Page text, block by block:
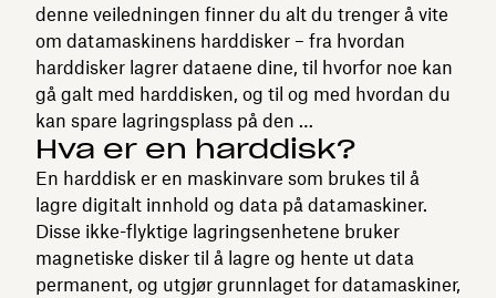
denne veiledningen finner du alt du trenger å vite
om datamaskinens harddisker – fra hvordan
harddisker lagrer dataene dine, til hvorfor noe kan
gå galt med harddisken, og til og med hvordan du
kan spare lagringsplass på den …
Hva er en harddisk?
En harddisk er en maskinvare som brukes til å
lagre digitalt innhold og data på datamaskiner.
Disse ikke-flyktige lagringsenhetene bruker
magnetiske disker til å lagre og hente ut data
permanent, og utgjør grunnlaget for datamaskiner,